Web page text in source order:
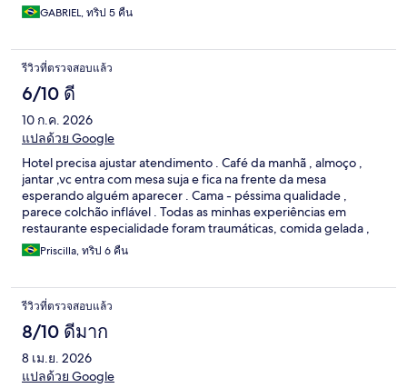
GABRIEL, ทริป 5 คืน
รีวิวที่ตรวจสอบแล้ว
6/10 ดี
10 ก.ค. 2026
แปลด้วย Google
Hotel precisa ajustar atendimento . Café da manhã , almoço ,
jantar ,vc entra com mesa suja e fica na frente da mesa
esperando alguém aparecer . Cama - péssima qualidade ,
parece colchão inflável . Todas as minhas experiências em
restaurante especialidade foram traumáticas, comida gelada ,
desordem na agenda p entrar no restaurante, os pratos
demoram e qualidade baixa , bebida … bem difícil de pedir .
Comida boa no restaurante rotativo . Camareira excelente
Moços do carrinho de golf - bem esforçado Já estive nesse
hotel a 3 anos atrás e o padrão caiu bastante , impresso que tive
que falta funcionário… falta gestão
Priscilla, ทริป 6 คืน
รีวิวที่ตรวจสอบแล้ว
8/10 ดีมาก
8 เม.ย. 2026
แปลด้วย Google